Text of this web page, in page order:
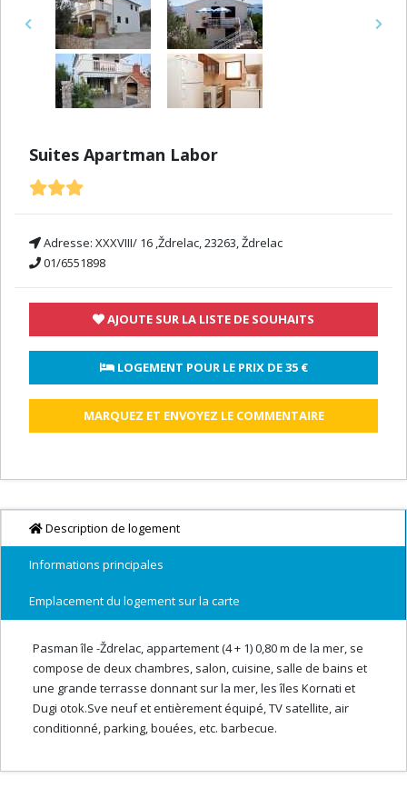
Previous Next
Suites Apartman Labor
Adresse: XXXVIII/ 16 ,Ždrelac, 23263, Ždrelac
01/6551898
AJOUTE SUR LA LISTE DE SOUHAITS
LOGEMENT POUR LE PRIX DE 35 €
MARQUEZ ET ENVOYEZ LE COMMENTAIRE
Description de logement
Informations principales
Emplacement du logement sur la carte
Pasman île -Ždrelac, appartement (4 + 1) 0,80 m de la mer, se
compose de deux chambres, salon, cuisine, salle de bains et
une grande terrasse donnant sur la mer, les îles Kornati et
Dugi otok.Sve neuf et entièrement équipé, TV satellite, air
conditionné, parking, bouées, etc. barbecue.